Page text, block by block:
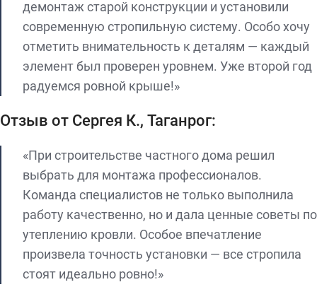
демонтаж старой конструкции и установили
современную стропильную систему. Особо хочу
отметить внимательность к деталям — каждый
элемент был проверен уровнем. Уже второй год
радуемся ровной крыше!»
Отзыв от Сергея К., Таганрог:
«При строительстве частного дома решил
выбрать для монтажа профессионалов.
Команда специалистов не только выполнила
работу качественно, но и дала ценные советы по
утеплению кровли. Особое впечатление
произвела точность установки — все стропила
стоят идеально ровно!»